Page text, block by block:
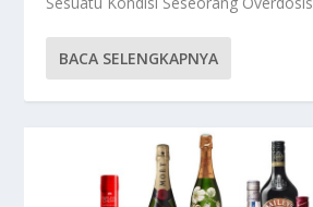
BACA SELENGKAPNYA